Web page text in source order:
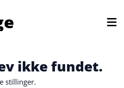
ikke fundet.
stillinger.